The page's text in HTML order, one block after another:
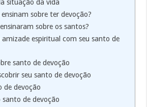
situação da vida
sobre ter devoção?
sobre os santos?
espiritual com seu santo de
santo de devoção
seu santo de devoção
de devoção
de devoção